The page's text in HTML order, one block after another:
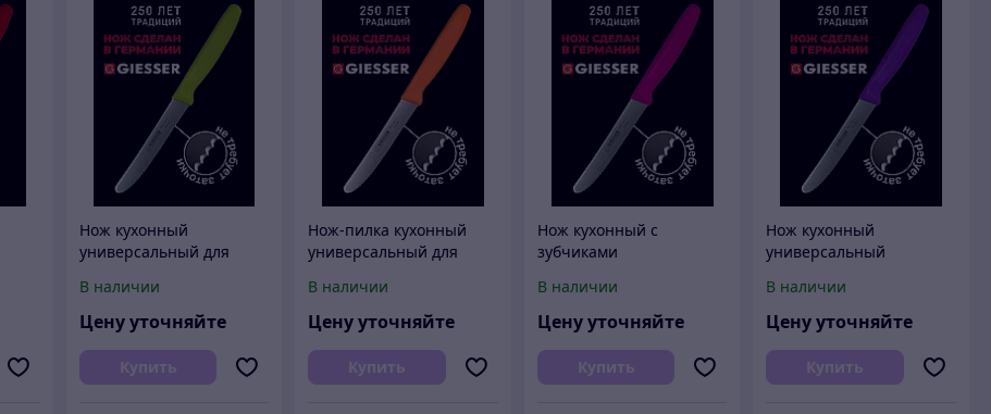
Нож кухонный
универсальный для
В наличии
Цену уточняйте
Купить
Нож-пилка кухонный
универсальный для
В наличии
Цену уточняйте
Купить
Нож кухонный с
зубчиками
повара
В наличии
Цену уточняйте
Купить
Нож кухонный
универсальный
повара
В наличии
Цену уточняйте
Купить